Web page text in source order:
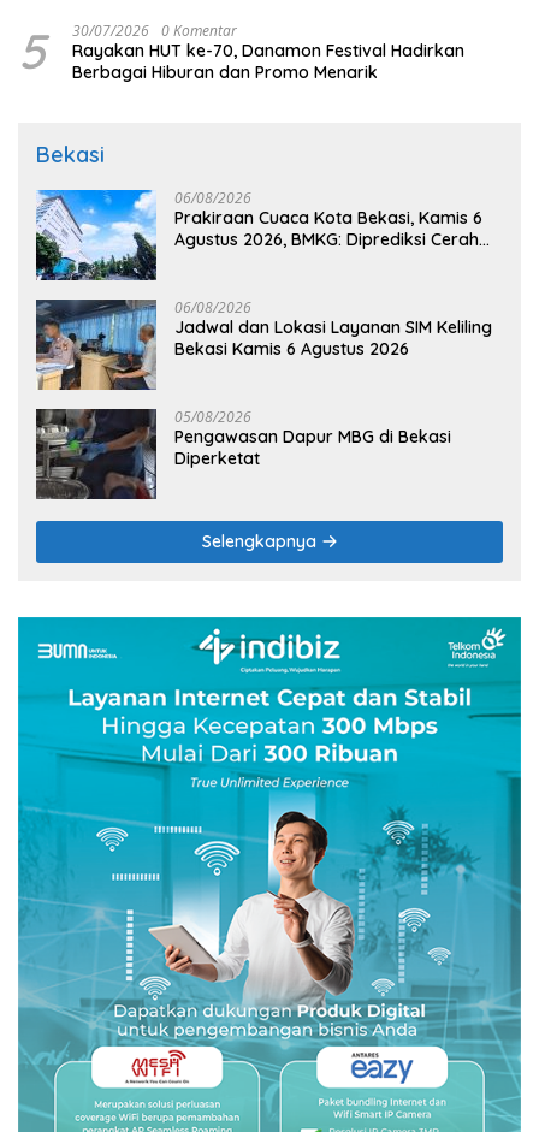
5 30/07/2026 0 Komentar
Rayakan HUT ke-70, Danamon Festival Hadirkan
Berbagai Hiburan dan Promo Menarik
Bekasi
06/08/2026
Prakiraan Cuaca Kota Bekasi, Kamis 6
Agustus 2026, BMKG: Diprediksi Cerah
06/08/2026
Jadwal dan Lokasi Layanan SIM Keliling
Bekasi Kamis 6 Agustus 2026
05/08/2026
Pengawasan Dapur MBG di Bekasi
Diperketat
Selengkapnya